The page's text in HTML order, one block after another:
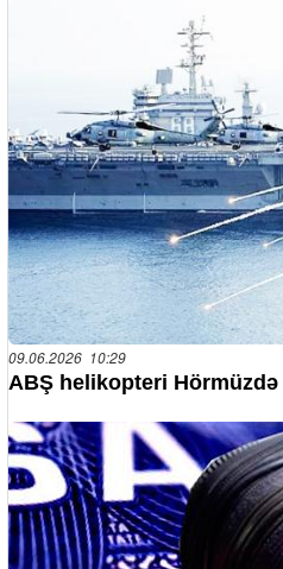
09.06.2026 10:29
ABŞ helikopteri Hörmüzdə